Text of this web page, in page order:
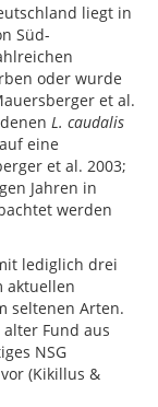
liegt in
Süd-
oder wurde
et al.
L. caudalis
eine
et al. 2003;
Jahren in
werden
lediglich drei
aktuellen
seltenen Arten.
Fund aus
NSG
(Kikillus &